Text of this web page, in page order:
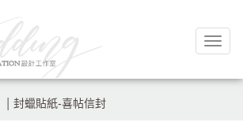
封蠟貼紙-喜帖信封